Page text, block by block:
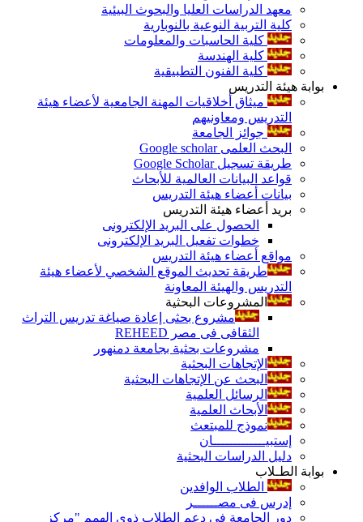
معهد الدراسات العليا والبحوث البيئية
كلية التربية النوعية بالنوبارية
كلية الحاسبات والمعلومات
كلية الهندسة
كلية الفنون التطبيقية
بوابة هيئة التدريس
ميثاق أخلاقيات المهنة الجامعية لأعضاء هيئة
التدريس ومعاونيهم
جوائز الجامعة
البحث العلمى Google scholar
طريقة تسجيل Google Scholar
قواعد البيانات العالمية للأبحاث
بيانات أعضاء هيئة التدريس
بريد أعضاء هيئة التدريس
الحصول على البريد الإلكترونى
خطوات تفعيل البريد الإلكترونى
مواقع أعضاء هيئة التدريس
طريقة تحديث الموقع الشخصي لأعضاء هيئة
التدريس والهيئة المعاونة
المشروعات البحثية
مشروع بحثى إعادة صياغة تدريس التراث
الثقافى فى مصر REHEED
مشروعات بحثية بجامعة دمنهور
الإتجاهات البحثية
البحث عن الإتجاهات البحثية
الرسائل العلمية
الأبحاث العلمية
نموذج للمبتعث
إستبيـــــــــــــان
دليل الدراسات البحثية
بوابة الطـلاب
الطلاب الوافدين
إدرس فى مصــــــر
دور الجامعة فى دعم الطلاب ذوى الهمم "مركز